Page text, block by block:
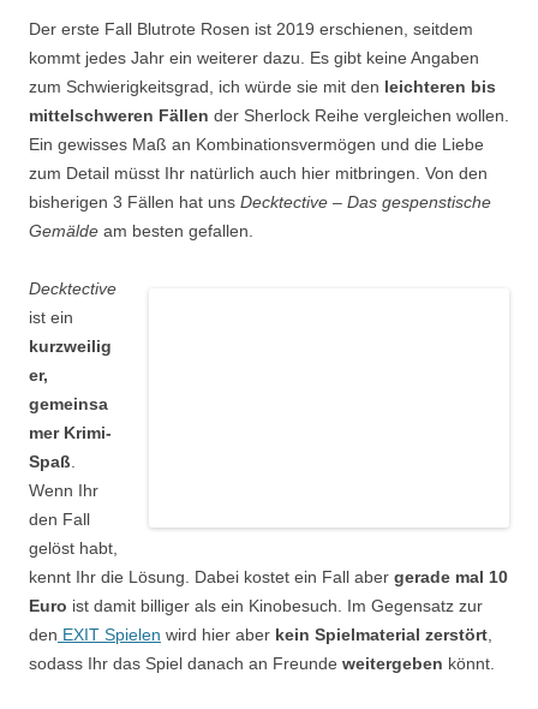
Der erste Fall Blutrote Rosen ist 2019 erschienen, seitdem
kommt jedes Jahr ein weiterer dazu. Es gibt keine Angaben
zum Schwierigkeitsgrad, ich würde sie mit den leichteren bis
mittelschweren Fällen der Sherlock Reihe vergleichen wollen.
Ein gewisses Maß an Kombinationsvermögen und die Liebe
zum Detail müsst Ihr natürlich auch hier mitbringen. Von den
bisherigen 3 Fällen hat uns Decktective – Das gespenstische
Gemälde am besten gefallen.
Decktective
ist ein
kurzweilig
er,
gemeinsa
mer Krimi-
Spaß
Wenn Ihr
den Fall
gelöst habt,
kennt Ihr die Lösung. Dabei kostet ein Fall aber gerade mal 10
Euro ist damit billiger als ein Kinobesuch. Im Gegensatz zur
den EXIT Spielen wird hier aber kein Spielmaterial zerstört
sodass Ihr das Spiel danach an Freunde weitergeben könnt.